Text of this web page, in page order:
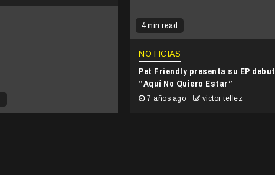
4 min read
NOTICIAS
Pet Friendly presenta su EP debut
“Aquí No Quiero Estar”
7 años ago victor tellez